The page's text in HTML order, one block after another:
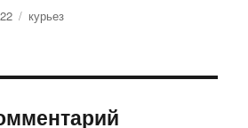
Метки
курьез